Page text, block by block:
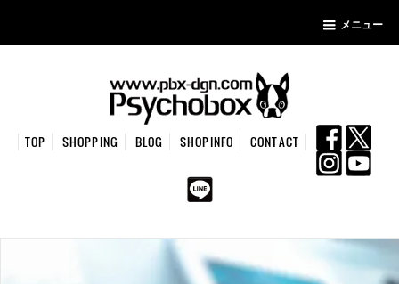
メニュー
TOP SHOPPING BLOG SHOPINFO CONTACT